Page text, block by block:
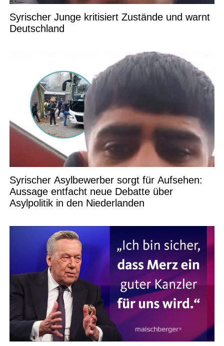
Syrischer Junge kritisiert Zustände und warnt
Deutschland
Syrischer Asylbewerber sorgt für Aufsehen:
Aussage entfacht neue Debatte über
Asylpolitik in den Niederlanden